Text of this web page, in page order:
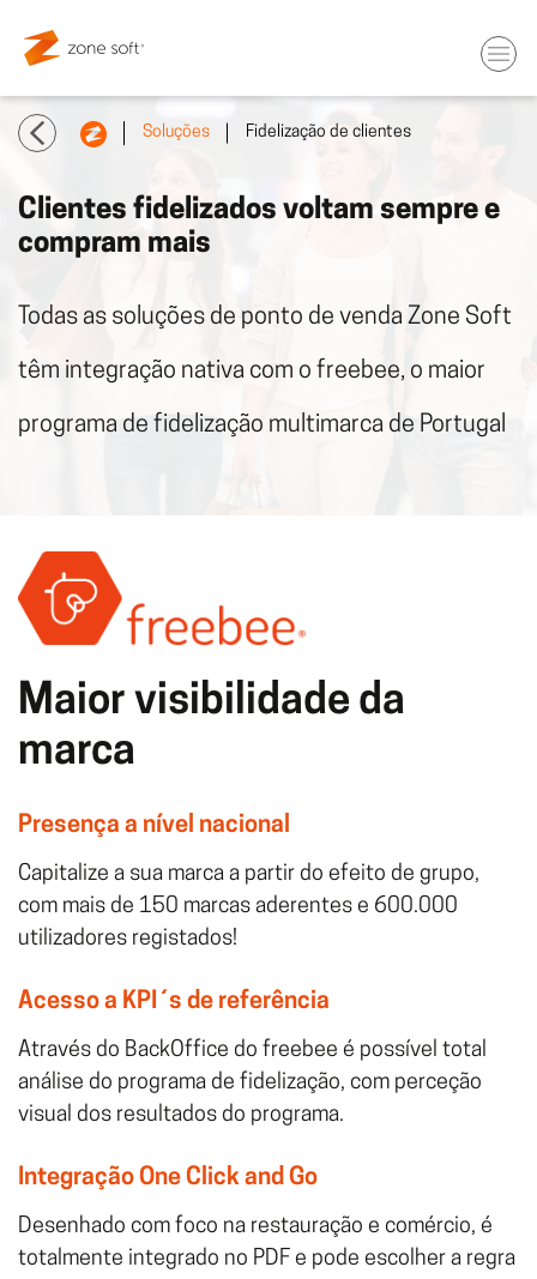
Soluções Fidelização de clientes
Clientes fidelizados voltam sempre e
compram mais
Todas as soluções de ponto de venda Zone Soft
têm integração nativa com o freebee, o maior
programa de fidelização multimarca de Portugal
Maior visibilidade da
marca
Presença a nível nacional
Capitalize a sua marca a partir do efeito de grupo,
com mais de 150 marcas aderentes e 600.000
utilizadores registados!
Acesso a KPI´s de referência
Através do BackOffice do freebee é possível total
análise do programa de fidelização, com perceção
visual dos resultados do programa.
Integração One Click and Go
Desenhado com foco na restauração e comércio, é
totalmente integrado no PDF e pode escolher a regra